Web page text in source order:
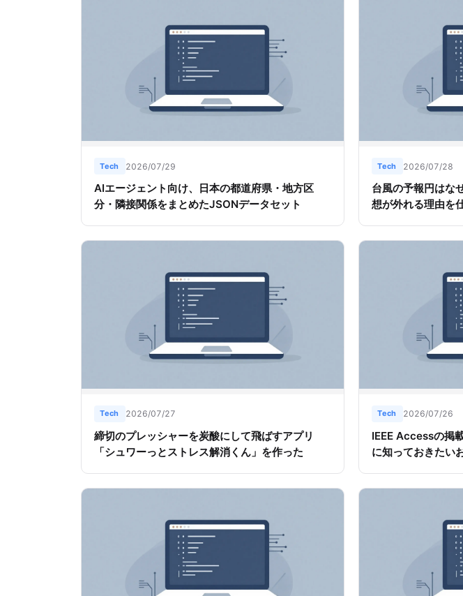
Tech 2026/07/29
AIエージェント向け、日本の都道府県・地方区
分・隣接関係をまとめたJSONデータセット
Tech 2026/07/28
台風の予報円はな
想が外れる理由を
Tech 2026/07/27
締切のプレッシャーを炭酸にして飛ばすアプリ
「シュワーっとストレス解消くん」を作った
Tech 2026/07/26
IEEE Accessの掲
に知っておきたい